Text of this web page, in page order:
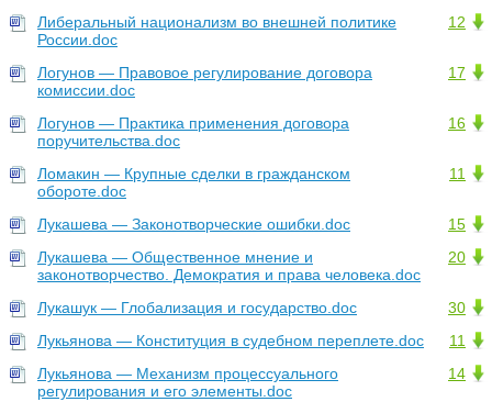
12
Либеральный национализм во внешней политике
России.doc
17
Логунов — Правовое регулирование договора
комиссии.doc
16
Логунов — Практика применения договора
поручительства.doc
11
Ломакин — Крупные сделки в гражданском
обороте.doc
15
Лукашева — Законотворческие ошибки.doc
20
Лукашева — Общественное мнение и
законотворчество. Демократия и права человека.doc
30
Лукашук — Глобализация и государство.doc
11
Лукьянова — Конституция в судебном переплете.doc
14
Лукьянова — Механизм процессуального
регулирования и его элементы.doc